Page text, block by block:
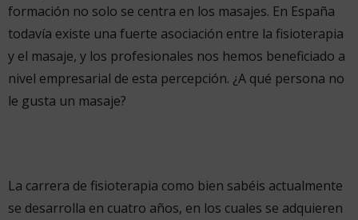
formación no solo se centra en los masajes. En España
todavía existe una fuerte asociación entre la fisioterapia
y el masaje, y los profesionales nos hemos beneficiado a
nivel empresarial de esta percepción. ¿A qué persona no
le gusta un masaje?
La carrera de fisioterapia como bien sabéis actualmente
se desarrolla en cuatro años, en los cuales se adquieren